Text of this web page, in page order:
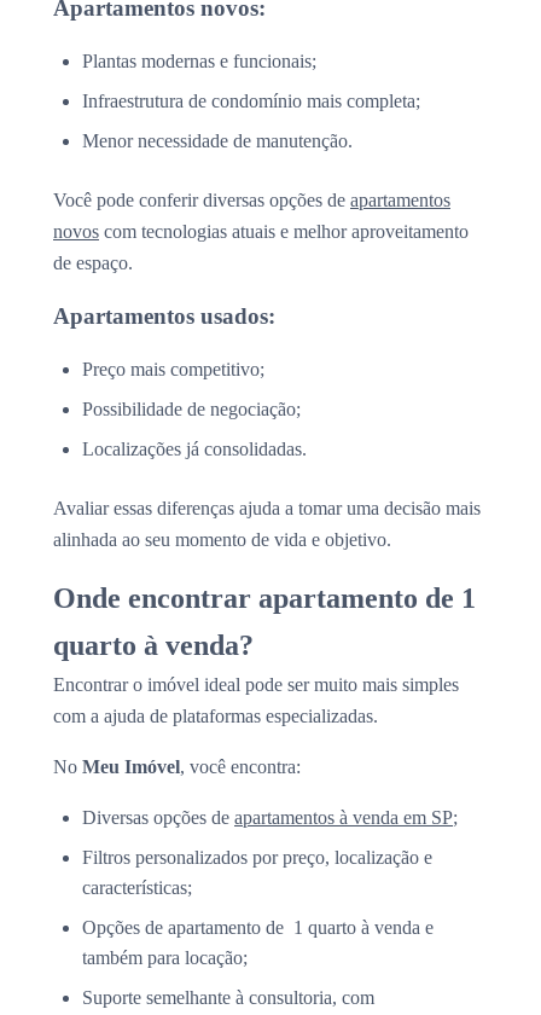
Apartamentos novos:
Plantas modernas e funcionais;
Infraestrutura de condomínio mais completa;
Menor necessidade de manutenção.
Você pode conferir diversas opções de apartamentos
novos com tecnologias atuais e melhor aproveitamento
de espaço.
Apartamentos usados:
Preço mais competitivo;
Possibilidade de negociação;
Localizações já consolidadas.
Avaliar essas diferenças ajuda a tomar uma decisão mais
alinhada ao seu momento de vida e objetivo.
Onde encontrar apartamento de 1
quarto à venda?
Encontrar o imóvel ideal pode ser muito mais simples
com a ajuda de plataformas especializadas.
No Meu Imóvel, você encontra:
Diversas opções de apartamentos à venda em SP;
Filtros personalizados por preço, localização e
características;
Opções de apartamento de 1 quarto à venda e
também para locação;
Suporte semelhante à consultoria, com